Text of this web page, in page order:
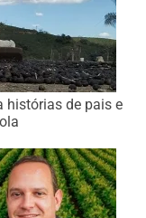
histórias de pais e